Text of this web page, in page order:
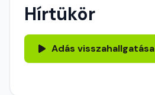
Hírtükör
Adás visszahallgatása